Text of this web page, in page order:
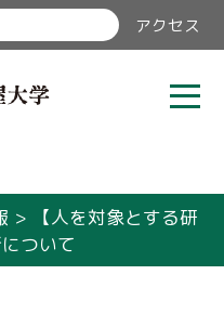
アクセス
>
【人を対象とする研
ついて